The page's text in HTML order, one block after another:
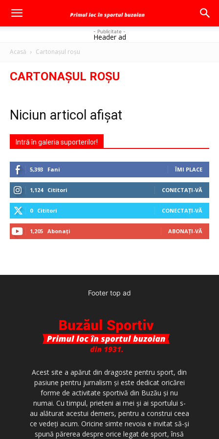
- Publicitate -
Header ad
Acasă Cartonaşul roşu
CARTONAŞUL ROŞU
Niciun articol afișat
Intră în galeria suporterilor!
5,393 Fani ÎMI PLACE
1,124 Cititori CONECTAȚI-VĂ
0 Cititori CONECTAȚI-VĂ
1,205 Abonați ABONAȚI-VĂ
Footer top ad
Acest site a apărut din dragoste pentru sport, din
pasiune pentru jurnalism şi este dedicat oricărei
forme de activitate sportivă din Buzău şi nu
numai. Cu timpul, prieteni ai mei şi ai sportului s-
au alăturat acestui demers, pentru a construi ceea
ce vedeţi acum. Oricine simte nevoia e invitat să-şi
spună părerea despre orice legat de sport, însă